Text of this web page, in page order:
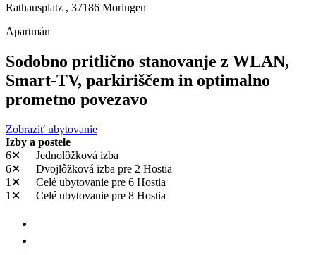
Rathausplatz , 37186 Moringen
Apartmán
Sodobno pritlično stanovanje z WLAN,
Smart-TV, parkiriščem in optimalno
prometno povezavo
Zobraziť ubytovanie
Izby a postele
6✕
Jednolôžková izba
6✕
Dvojlôžková izba pre 2 Hostia
1✕
Celé ubytovanie pre 6 Hostia
1✕
Celé ubytovanie pre 8 Hostia